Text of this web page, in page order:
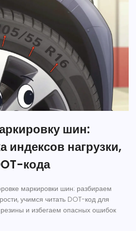
шин:
индексов нагрузки,
кода
маркировки шин: разбираем
учимся читать DOT-код для
и избегаем опасных ошибок